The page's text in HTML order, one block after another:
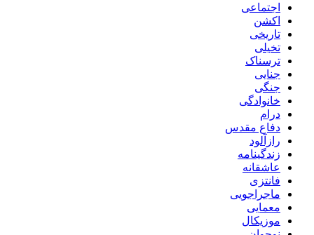
اجتماعی
اکشن
تاریخی
تخیلی
ترسناک
جنایی
جنگی
خانوادگی
درام
دفاع مقدس
رازآلود
زندگینامه
عاشقانه
فانتزی
ماجراجویی
معمایی
موزیکال